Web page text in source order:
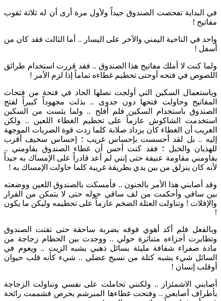
في البداية تفحصت الصندوق جيداً ولأول مرة أرى أن له ثلاثة ثقوب
مفاتيح !
واحد في الناحية اليمني والآخر على اليسار .. أما الثالث فقد كان من
أسفل !
ولما كنت لا أملك مفاتيح هذا الصندوق .. فقد قررت استخدام طرائق
اللصوص في فتحه أوحتى تحطيم غطاءه تماماً إذا لزم الأمر !
وباستعمال السكين التي أولجت نصلها الحاد في فتحة من فتحات
المفاتيح وحاولت فتحها دون جدوى .. بذلت مجهوداً كبيراً لفتح
الصندوق باستخدام السكين فلم أفلح .. ولما يئست من السكين
استخدمت الشاكوش عازماً على تحطيم الغطاء اللعين .. ولكن
الغريب أن الغطاء كان يزداد صلابة كلما زدت قوة الضربات الموجهة
إليه .. بل لقد أحسست بإحساس غريب ؛ إحساس سخيف أقرب
للهذيان والخبل ؛ فقد كنت أحس أن غطاء الصندوق يقاومني ..
يقاومني مقاومة عنيفة حتى إنني لم أعد قادراً على الإمساك به جيداً
لأنه كان ينزلق من بين يدي بطريقة غريبة كلما حاولت الإمساك به !
وقد أصابني هذا الأمر بالجنون .. فأمسكت بالصندوق اللعين ووضعته
بين ساقي وأحكمت من لف ساقي حوله حتى لا يتمكن من الفرار
والإفلات ! وتناولت العتلة الضخم عازماً على تحطيمه وليكن ما يكون
!
وبالفعل فلم أكد أهوي فوقه بضربة ساحقة حتى تفتت الصندوق
وتطايرت أجزاءه متناثرة حولي .. ووجدت بين الحطام زجاجة من
مادة صفراء شفافة مليئة بسائل ذهبي يشبه الزيت .. ويعوم في
السائل شيء يشبه كتلة من نسيج عضلي .. شيء كأنه قلب حيوان
أوقلب إنسان !
أصابني الاشمئزاز .. ولكنني تحاملت على نفسي وتناولت الزجاجة
بأطراف أصابعي .. وفتحت غطاءها المبرشم بحرص فشممت رائحة